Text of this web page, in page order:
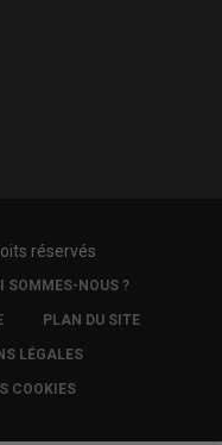
réservés
SOMMES-NOUS ?
PLAN DU SITE
LÉGALES
COOKIES